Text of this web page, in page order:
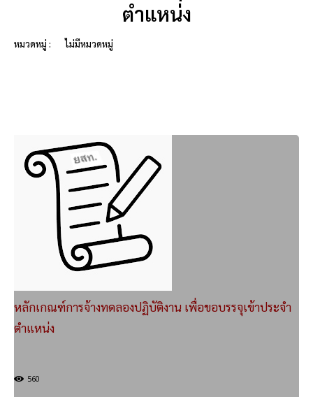
ตำแหน่ง
หมวดหมู่ : ไม่มีหมวดหมู่
หลักเกณฑ์การจ้างทดลองปฏิบัติงาน เพื่อขอบรรจุเข้าประจำ
ตำแหน่ง
560